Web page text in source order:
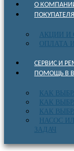
О
АКЦИИ И
ОПЛАТА
СЕРВИС И
ПОМОЩЬ В
КАК
КАК
КАК
НАСОС
ЗАДАЧ